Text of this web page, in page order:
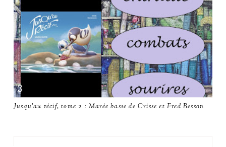
Jusqu'au récif, tome 2 : Marée basse de Crisse et Fred Besson